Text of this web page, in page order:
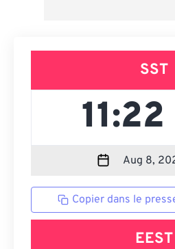
SST
Copier dans le
EEST